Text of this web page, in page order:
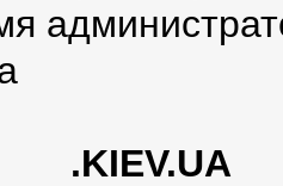
.KIEV.UA